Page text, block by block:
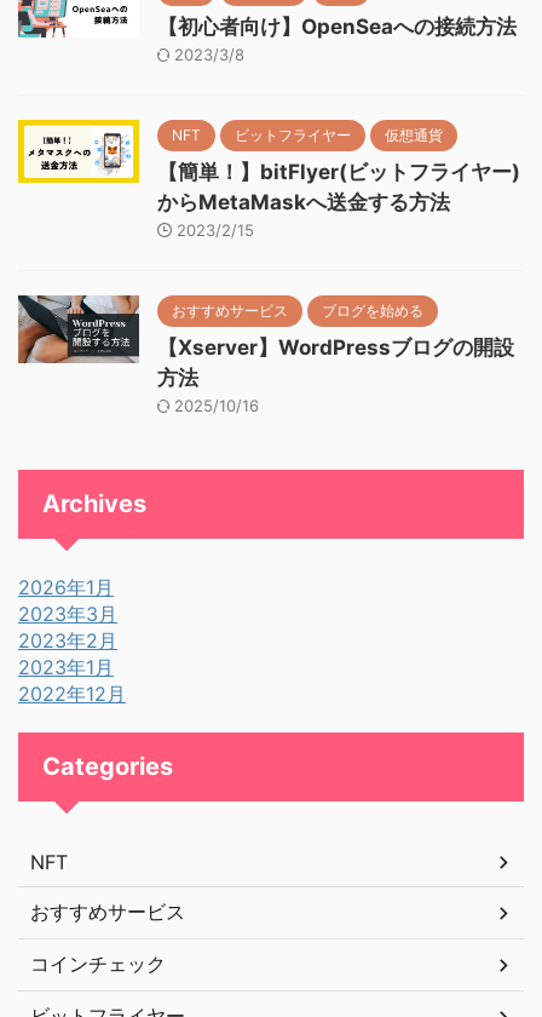
【初心者向け】OpenSeaへの接続方法
2023/3/8
NFT ビットフライヤー 仮想通貨
【簡単！】bitFlyer(ビットフライヤー)
からMetaMaskへ送金する方法
2023/2/15
おすすめサービス ブログを始める
【Xserver】WordPressブログの開設
方法
2025/10/16
Archives
2026年1月
2023年3月
2023年2月
2023年1月
2022年12月
Categories
NFT
おすすめサービス
コインチェック